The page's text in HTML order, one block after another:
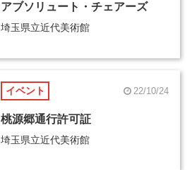
アブソリュート・チェアーズ
埼玉県立近代美術館
イベント 22/10/24
桃源郷通行許可証
埼玉県立近代美術館